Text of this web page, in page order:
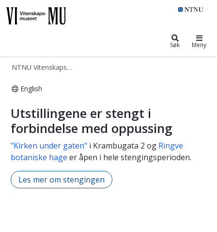
Søk Meny
NTNU Vitenskapsmuseet
English
VIMU - Vitenskapsmuseet
Utstillingene er stengt i
forbindelse med oppussing
"Kirken under gaten" i Krambugata 2 og Ringve
botaniske hage er åpen i hele stengingsperioden.
Les mer om stengingen